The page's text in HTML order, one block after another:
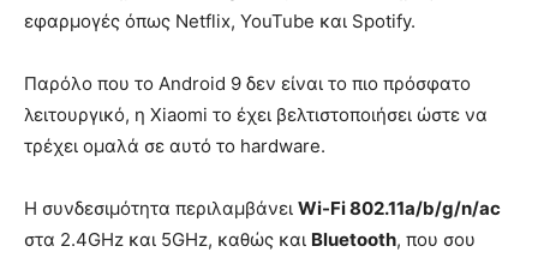
εφαρμογές όπως Netflix, YouTube και Spotify.
Παρόλο που το Android 9 δεν είναι το πιο πρόσφατο
λειτουργικό, η Xiaomi το έχει βελτιστοποιήσει ώστε να
τρέχει ομαλά σε αυτό το hardware.
Η συνδεσιμότητα περιλαμβάνει Wi-Fi 802.11a/b/g/n/ac
στα 2.4GHz και 5GHz, καθώς και Bluetooth, που σου